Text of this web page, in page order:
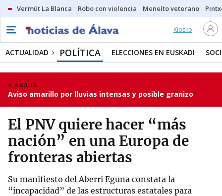
Vermút La Blanca Robo con violencia Meneíto veterano
Kiosko
ACTUALIDAD POLÍTICA ELECCIONES EN EUSKADI
ARABA
Aviso amarillo por lluvias intensas y posible granizo
El PNV quiere hacer “más
nación” en una Europa de
fronteras abiertas
Su manifiesto del Aberri Eguna constata la
“incapacidad” de las estructuras estatales para